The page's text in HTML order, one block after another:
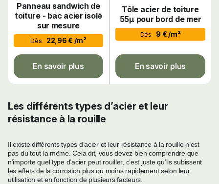
Panneau sandwich de
toiture - bac acier isolé
sur mesure
Dès 22,96 € /m²
En savoir plus
Tôle acier de toiture
55µ pour bord de mer
Dès 9 € /m²
En savoir plus
Les différents types d’acier et leur
résistance à la rouille
Il existe différents types d’acier et leur résistance à la rouille n’est
pas du tout la même. Cela dit, vous devez bien comprendre que
n’importe quel type d’acier peut rouiller, c’est juste qu’ils subissent
les effets de la corrosion plus ou moins rapidement selon leur
utilisation et en fonction de plusieurs facteurs.